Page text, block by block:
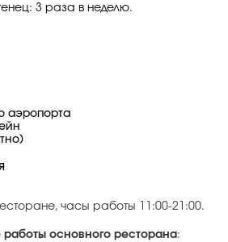
3 раза в неделю.
аэропорта
часы работы 11:00-21:00.
работы основного ресторана: